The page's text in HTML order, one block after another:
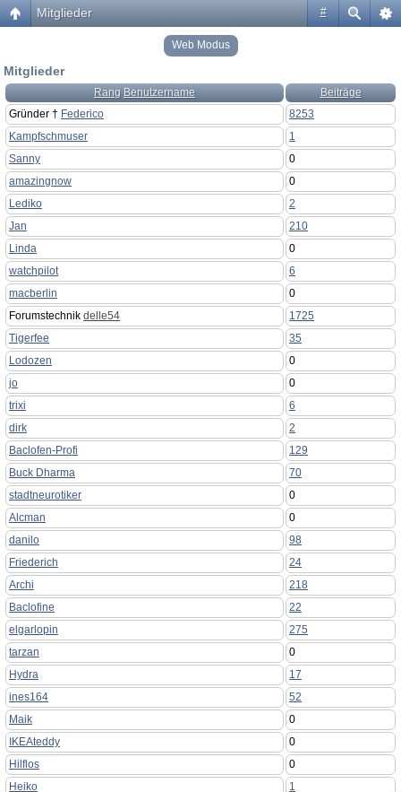
#
Mitglieder
Web Modus
Mitglieder
Rang Benutzername
Beiträge
Gründer † Federico
8253
Kampfschmuser
1
Sanny
0
amazingnow
0
Lediko
2
Jan
210
Linda
0
watchpilot
6
macberlin
0
Forumstechnik delle54
1725
Tigerfee
35
Lodozen
0
jo
0
trixi
6
dirk
2
Baclofen-Profi
129
Buck Dharma
70
stadtneurotiker
0
Alcman
0
danilo
98
Friederich
24
Archi
218
Baclofine
22
elgarlopin
275
tarzan
0
Hydra
17
ines164
52
Maik
0
IKEAteddy
0
Hilflos
0
Heiko
1